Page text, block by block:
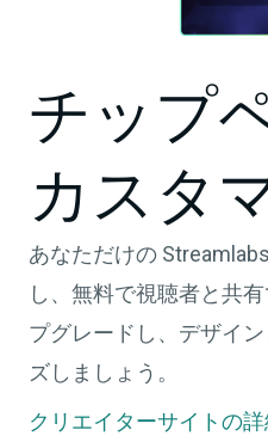
チップ
カスタ
あなただけの
し、無料で視聴者と共
プグレードし、デザイ
ズしましょう。
クリエイターサイトの